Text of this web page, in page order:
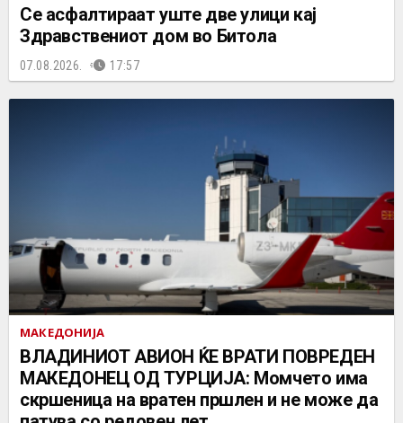
Се асфалтираат уште две улици кај
Здравствениот дом во Битола
07.08.2026. 17:57
МАКЕДОНИЈА
ВЛАДИНИОТ АВИОН ЌЕ ВРАТИ ПОВРЕДЕН
МАКЕДОНЕЦ ОД ТУРЦИЈА: Момчето има
скршеница на вратен пршлен и не може да